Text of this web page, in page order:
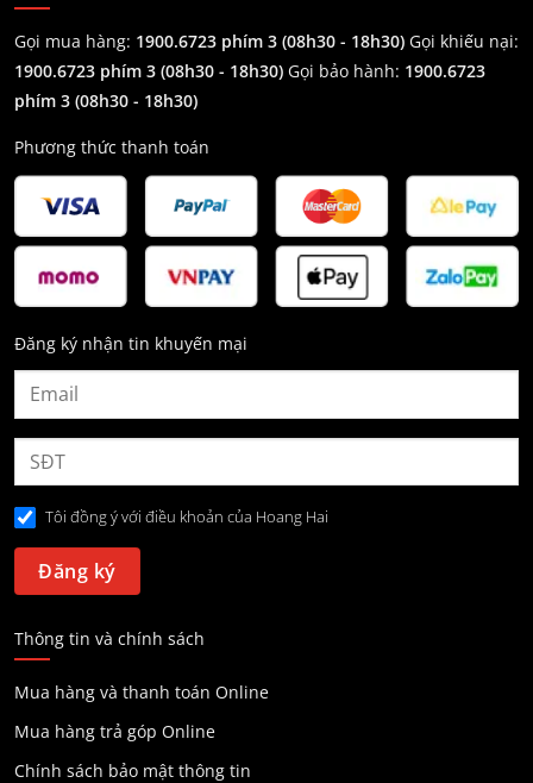
Gọi mua hàng: 1900.6723 phím 3 (08h30 - 18h30) Gọi khiếu nại:
1900.6723 phím 3 (08h30 - 18h30) Gọi bảo hành: 1900.6723
phím 3 (08h30 - 18h30)
Phương thức thanh toán
Đăng ký nhận tin khuyến mại
Tôi đồng ý với điều khoản của Hoang Hai
Thông tin và chính sách
Mua hàng và thanh toán Online
Mua hàng trả góp Online
Chính sách bảo mật thông tin